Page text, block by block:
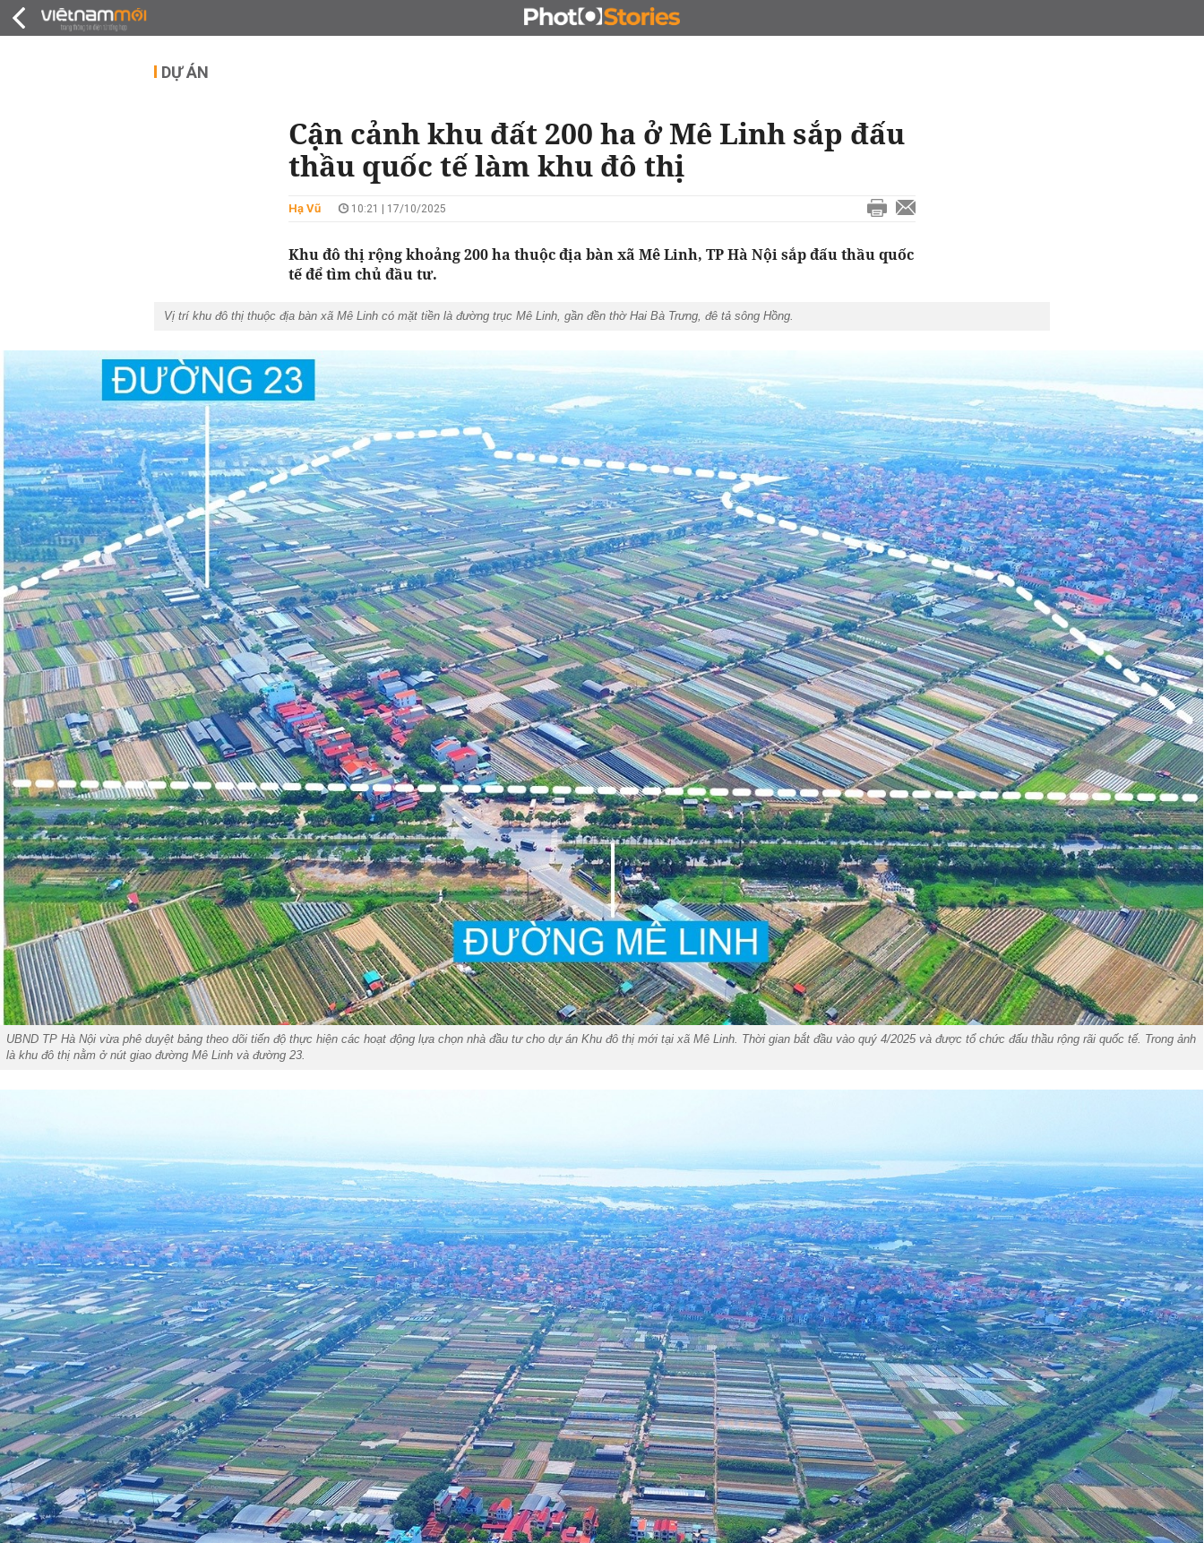
ĐẤU GIÁ - ĐẤU THẦU KINH DOANH
DỰ ÁN
Cận cảnh khu đất 200 ha ở Mê Linh sắp đấu
thầu quốc tế làm khu đô thị
Hạ Vũ 10:21 | 17/10/2025
Khu đô thị rộng khoảng 200 ha thuộc địa bàn xã Mê Linh, TP Hà Nội sắp đấu thầu quốc
tế để tìm chủ đầu tư.
Vị trí khu đô thị thuộc địa bàn xã Mê Linh có mặt tiền là đường trục Mê Linh, gần đền thờ Hai Bà Trưng, đê tả sông Hồng.
UBND TP Hà Nội vừa phê duyệt bảng theo dõi tiến độ thực hiện các hoạt động lựa chọn nhà đầu tư cho dự án Khu đô thị mới tại xã Mê Linh. Thời gian bắt đầu vào quý 4/2025 và được tổ chức đấu thầu rộng rãi quốc tế. Trong ảnh
là khu đô thị nằm ở nút giao đường Mê Linh và đường 23.